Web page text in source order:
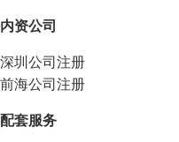
内资公司
深圳公司注册
前海公司注册
配套服务